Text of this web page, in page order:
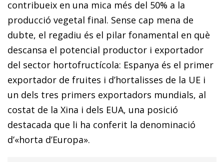
contribueix en una mica més del 50% a la
producció vegetal final. Sense cap mena de
dubte, el regadiu és el pilar fonamental en què
descansa el potencial productor i exportador
del sector hortofructícola: Espanya és el primer
exportador de fruites i d’hortalisses de la UE i
un dels tres primers exportadors mundials, al
costat de la Xina i dels EUA, una posició
destacada que li ha conferit la denominació
d’«horta d’Europa».